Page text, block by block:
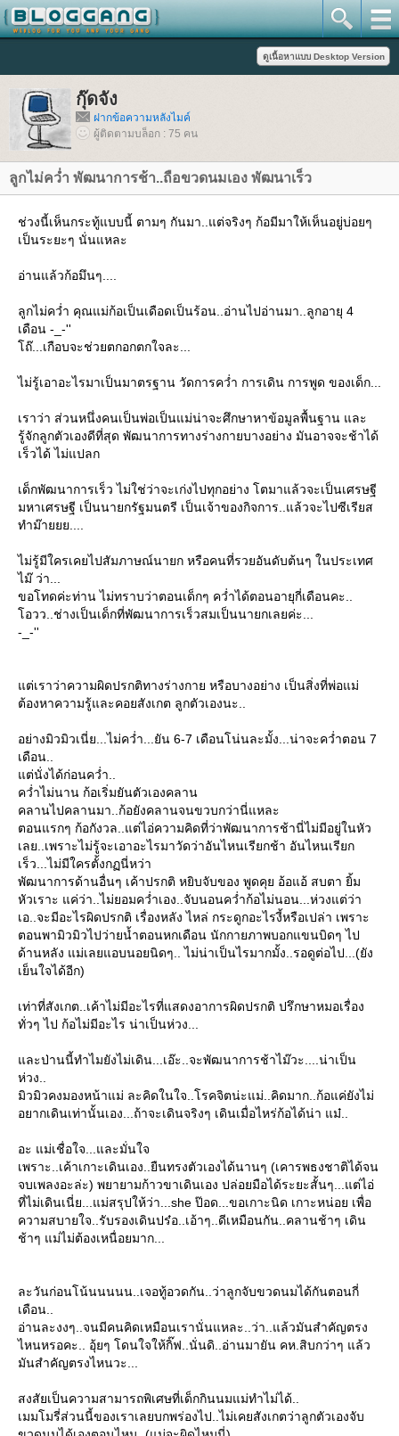
กุ๊ดจัง
ฝากข้อความหลังไมค์
ผู้ติดตามบล็อก : 75 คน
ลูกไม่คว่ำ พัฒนาการช้า..ถือขวดนมเอง พัฒนาเร็ว
ช่วงนี้เห็นกระทู้แบบนี้ ตามๆ กันมา..แต่จริงๆ ก้อมีมาให้เห็นอยู่บ่อยๆ
เป็นระยะๆ นั่นแหละ
อ่านแล้วก้อมึนๆ....
ลูกไม่คว่ำ คุณแม่ก้อเป็นเดือดเป็นร้อน..อ่านไปอ่านมา..ลูกอายุ 4
เดือน -_-''
ถ๊...เกือบจะช่วยตกอกตกใจละ...
ไม่รู้เอาอะไรมาเป็นมาตรฐาน วัดการคว่ำ การเดิน การพูด ของเด็ก...
เราว่า ส่วนหนึ่งคนเป็นพ่อเป็นแม่น่าจะศึกษาหาข้อมูลพื้นฐาน และ
รู้จักลูกตัวเองดีที่สุด พัฒนาการทางร่างกายบางอย่าง มันอาจจะช้าได้
เร็วได้ ไม่แปลก
เด็กพัฒนาการเร็ว ไม่ใช่ว่าจะเก่งไปทุกอย่าง โตมาแล้วจะเป็นเศรษฐี
มหาเศรษฐี เป็นนายกรัฐมนตรี เป็นเจ้าของกิจการ..แล้วจะไปซีเรียส
ทำม๊ายยย....
ไม่รู้มีใครเคยไปสัมภาษณ์นายก หรือคนที่รวยอันดับต้นๆ ในประเทศ
ไม๊ ว่า...
ขอโทดค่ะท่าน ไม่ทราบว่าตอนเด็กๆ คว่ำได้ตอนอายุกี่เดือนคะ..
อวว..ช่างเป็นเด็กที่พัฒนาการเร็วสมเป็นนายกเลยค่ะ...
-_-''
ต่เราว่าความผิดปรกติทางร่างกาย หรือบางอย่าง เป็นสิ่งที่พ่อแม่
ต้องหาความรู้และคอยสังเกต ลูกตัวเองนะ..
อย่างมิวมิวเนี่ย...ไม่คว่ำ...ยัน 6-7 เดือนโน่นละมั้ง...น่าจะคว่ำตอน 7
เดือน..
ต่นั่งได้ก่อนคว่ำ..
คว่ำไม่นาน ก้อเริ่มยันตัวเองคลาน
คลานไปคลานมา..ก้อยังคลานจนขวบกว่านี่แหละ
ตอนแรกๆ ก้อกังวล..แต่ไอ่ความคิดที่ว่าพัฒนาการช้านี่ไม่มีอยู่ในหัว
เลย..เพราะไม่รู้จะเอาอะไรมาวัดว่าอันไหนเรียกช้า อันไหนเรียก
เร็ว...ไม่มีใครตั้งกฏนี่หว่า
พัฒนาการด้านอื่นๆ เค้าปรกติ หยิบจับของ พูดคุย อ้อแอ้ สบตา ยิ้ม
หัวเราะ แค่ว่า..ไม่ยอมคว่ำเอง..จับนอนคว่ำก้อไม่นอน...ห่วงแต่ว่า
เอ..จะมีอะไรผิดปรกติ เรื่องหลัง ไหล่ กระดูกอะไรงี้หรือเปล่า เพราะ
ตอนพามิวมิวไปว่ายน้ำตอนหกเดือน นักกายภาพบอกแขนบิดๆ ไป
ด้านหลัง แม่เลยแอบนอยนิดๆ.. ไม่น่าเป็นไรมากมั้ง..รอดูต่อไป...(ยัง
เย็นใจได้อีก)
เท่าที่สังเกต..เค้าไม่มีอะไรที่แสดงอาการผิดปรกติ ปรึกษาหมอเรื่อง
ทั่วๆ ไป ก้อไม่มีอะไร น่าเป็นห่วง...
ละป่านนี้ทำไมยังไม่เดิน...เอ๊ะ..จะพัฒนาการช้าไม๊วะ....น่าเป็น
ห่วง..
มิวมิวคงมองหน้าแม่ ละคิดในใจ..โรคจิตน่ะแม่..คิดมาก..ก้อแค่ยังไม่
อยากเดินเท่านั้นเอง...ถ้าจะเดินจริงๆ เดินเมื่อไหร่ก้อได้น่า แม๋..
อะ แม่เชื่อใจ...และมั่นใจ
เพราะ..เค้าเกาะเดินเอง..ยืนทรงตัวเองได้นานๆ (เคารพธงชาติได้จน
จบเพลงอะล่ะ) พยายามก้าวขาเดินเอง ปล่อยมือได้ระยะสั้นๆ...แต่ไอ่
ที่ไม่เดินเนี่ย...แม่สรุปให้ว่า...she ป๊อด...ขอเกาะนิด เกาะหน่อย เพื่อ
ความสบายใจ..รับรองเดินปร๋อ..เอ้าๆ..ดีเหมือนกัน..คลานช้าๆ เดิน
ช้าๆ แม่ไม่ต้องเหนื่อยมาก...
ละวันก่อนโน้นนนนน..เจอทู้อวดกัน..ว่าลูกจับขวดนมได้กันตอนกี่
เดือน..
อ่านละงงๆ..จนมีคนคิดเหมือนเรานั่นแหละ..ว่า..แล้วมันสำคัญตรง
ไหนหรอคะ.. อุ้ยๆ โดนใจให้กิ๊ฟ..นั่นดิ..อ่านมายัน คห.สิบกว่าๆ แล้ว
มันสำคัญตรงไหนวะ...
สงสัยเป็นความสามารถพิเศษที่เด็กกินนมแม่ทำไม่ได้..
เมมโมรี่ส่วนนี้ของเราเลยบกพร่องไป..ไม่เคยสังเกตว่าลูกตัวเองจับ